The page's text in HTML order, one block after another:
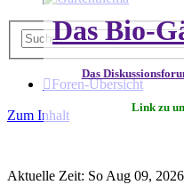
Das Bio-
Das
Link zu
Foren-Übersicht
Zum Inhalt
Aktuelle Zeit: So Aug 09,